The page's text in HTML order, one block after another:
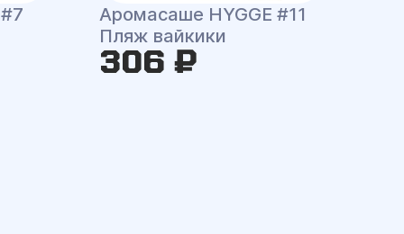
Аромасаше HYGGE #11
Пляж вайкики
306 ₽